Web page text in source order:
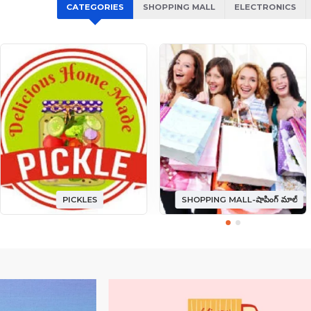
CATEGORIES SHOPPING MALL ELECTRONICS
PICKLES SHOPPING MALL-షాపింగ్ మాల్